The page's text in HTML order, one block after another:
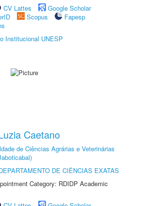
CV Lattes
Google Scholar
Scopus
Fapesp
Institucional UNESP
Caetano
de Ciências Agrárias e Veterinárias
DE CIÊNCIAS EXATAS
Category: RDIDP Academic